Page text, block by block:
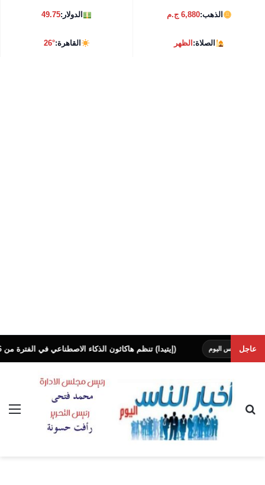
الذهب:6,880 ج.م الدولار:49.75
الصلاة:الظهر القاهرة:26°
عاجل (إيتيدا) تنظم هاكاثون الذكاء الاصطناعي في الفترة من 16 إلى 20 أغسطس الجاري في عدة محافظات
بحث عن